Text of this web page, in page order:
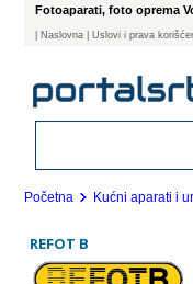
Fotoaparati, foto oprema
Naslovna | Uslovi i prava
Početna Kućni aparati i
REFOT B